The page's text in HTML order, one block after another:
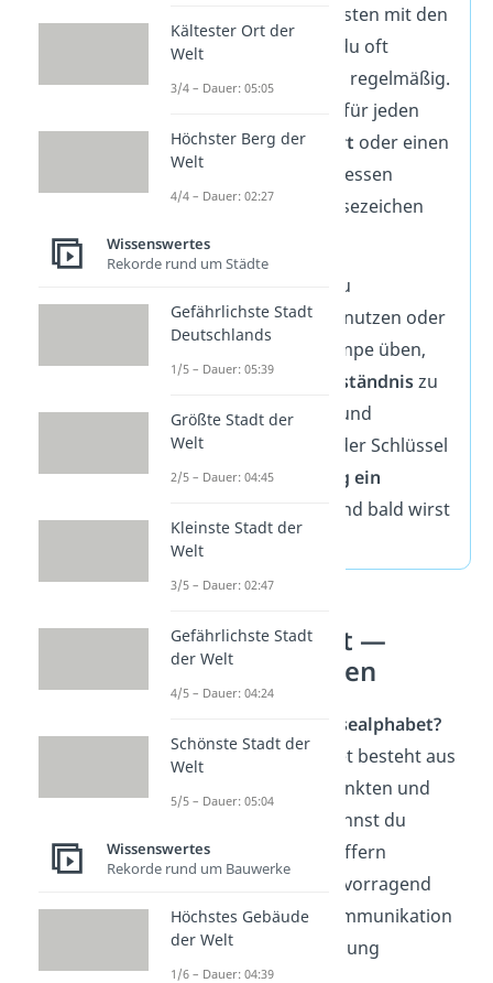
, fange am besten mit den
Buchstaben an, die du oft
benutzt, und übe sie regelmäßig.
Es kann helfen, sich für jeden
Buchstaben ein Wort oder einen
Satz zu überlegen, dessen
Rhythmus dem Morsezeichen
ähnelt.
Außerdem kannst du
Morsecode-Apps
benutzen oder
mit einer Taschenlampe üben,
um dasvisuelle Verständniszu
verbessern. Übung und
Wiederholung sind der Schlüssel
– versuchejeden Tag ein
zu üben, und bald wirst
du es draufhaben!
Morsealphabet —
häufigste Fragen
Wie geht das Morsealphabet?
Das Morsealphabet besteht aus
einer Reihe von Punkten und
Strichen. Damit kannst du
Buchstaben und Ziffern
darstellen und hervorragend
über drahtlose Kommunikation
und weiter Entfernung
Kältester Ort der
Welt
3/4 – Dauer: 05:05
Höchster Berg der
Welt
4/4 – Dauer: 02:27
Wissenswertes
Rekorde rund um Städte
Gefährlichste Stadt
Deutschlands
1/5 – Dauer: 05:39
Größte Stadt der
Welt
2/5 – Dauer: 04:45
Kleinste Stadt der
Welt
3/5 – Dauer: 02:47
Gefährlichste Stadt
der Welt
4/5 – Dauer: 04:24
Schönste Stadt der
Welt
5/5 – Dauer: 05:04
Wissenswertes
Rekorde rund um Bauwerke
Höchstes Gebäude
der Welt
1/6 – Dauer: 04:39